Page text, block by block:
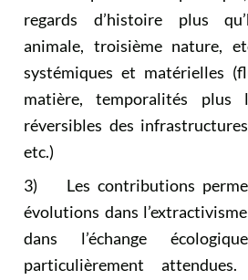
regards d’histoire plus
animale, troisième nature,
systémiques et matérielles
matière, temporalités plus
réversibles des
etc.)
3) Les contributions
évolutions dans
dans l’échange
particulièrement